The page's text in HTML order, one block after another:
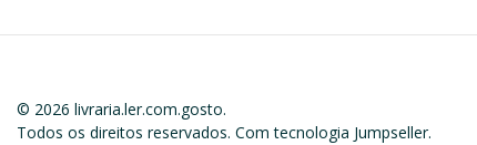
© 2026 livraria.ler.com.gosto.
Todos os direitos reservados. Com tecnologia Jumpseller.